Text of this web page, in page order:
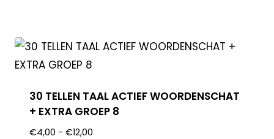
30 TELLEN TAAL ACTIEF WOORDENSCHAT
+ EXTRA GROEP 8
€4,00 - €12,00